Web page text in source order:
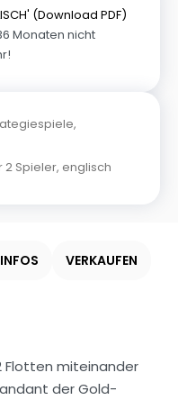
(Download PDF)
Monaten nicht
,
2 Spieler, englisch
VERKAUFEN
Flotten miteinander
der Gold-